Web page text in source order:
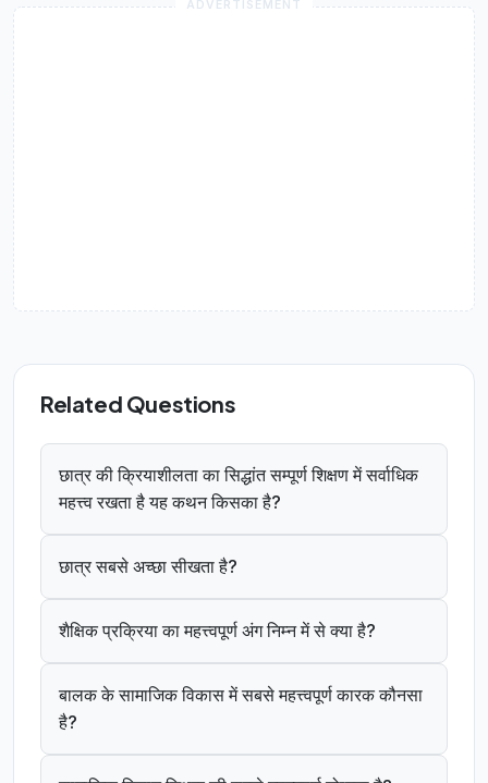
Related Questions
छात्र की क्रियाशीलता का सिद्धांत सम्पूर्ण शिक्षण में सर्वाधिक
महत्त्व रखता है यह कथन किसका है?
छात्र सबसे अच्छा सीखता है?
शैक्षिक प्रक्रिया का महत्त्वपूर्ण अंग निम्न में से क्या है?
बालक के सामाजिक विकास में सबसे महत्त्वपूर्ण कारक कौनसा
है?